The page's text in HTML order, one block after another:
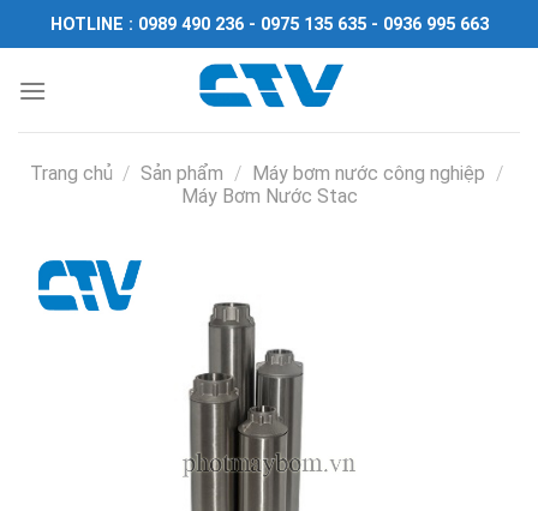
Chuyển
đến
dung
HOTLINE : 0989 490 236 - 0975 135 635 - 0936 995 663
Trang chủ / Sản phẩm / Máy bơm nước công nghiệp /
Máy Bơm Nước Stac